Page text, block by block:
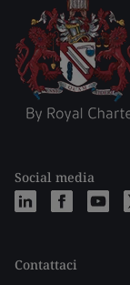
Social media
Contattaci